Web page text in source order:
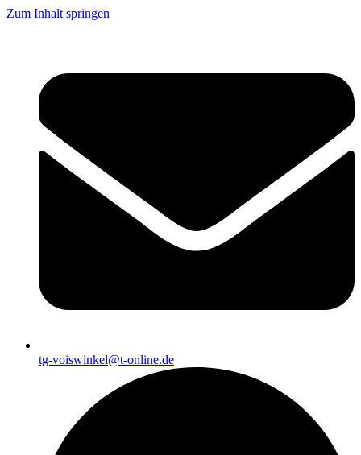
Zum Inhalt springen
tg-voiswinkel@t-online.de